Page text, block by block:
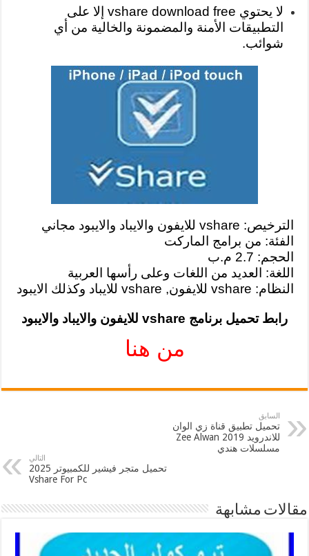
لا يحتوي vshare download free إلا على
التطبيقات الأمنة والمضمونة والخالية من أي
شوائب.
الترخيص: vshare للايفون والايباد والايبود مجاني
الفئة: من برامج الماركت
الحجم: 2.7 م.ب
اللغة: العديد من اللغات وعلى رأسها العربية
النظام: vshare للايفون, vshare للايباد وكذلك الايبود
رابط تحميل برنامج vshare للايفون والايباد والايبود
من هنا
السابق
تحميل تطبيق قناة زي الوان
للاندرويد 2019 Zee Alwan
مسلسلات هندي
التالي
تحميل متجر فيشير للكمبيوتر 2025
Vshare For Pc
مقالات مشابهة